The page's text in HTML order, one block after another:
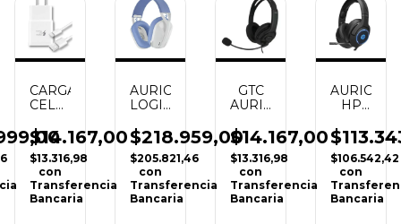
CARGADOR
CELULAR
TYPE
C
$14.167,00
$13.316,98
con
Transferencia
Bancaria
AURICULAR
LOGITECH
WIRELES
C/MICROFONO
(PC /
PS4 /
PS5/
XBOX/
$218.959,00
$205.821,46
con
Transferencia
Bancaria
GTC
AURICULAR
GB-
600
(PC /
PS4 /
PS5/
XBOX/
$14.167,00
$13.316,98
con
Transferencia
Bancaria
HP
8003B
USB
7.1
SOUND
WITH
LED
$106.542,42
con
Bancaria